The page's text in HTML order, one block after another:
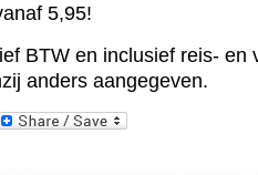
5,95!
BTW en inclusief reis- en
anders aangegeven.